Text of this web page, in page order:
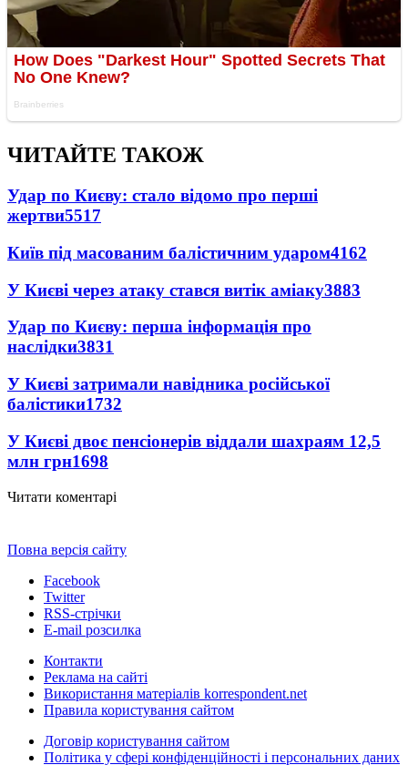
ЧИТАЙТЕ ТАКОЖ
Удар по Києву: стало відомо про перші
жертви5517
Київ під масованим балістичним ударом4162
У Києві через атаку стався витік аміаку3883
Удар по Києву: перша інформація про
наслідки3831
У Києві затримали навідника російської
балістики1732
У Києві двоє пенсіонерів віддали шахраям 12,5
млн грн1698
Читати коментарі
Повна версія сайту
Facebook
Twitter
RSS-стрічки
E-mail розсилка
Контакти
Реклама на сайті
Використання матеріалів korrespondent.net
Правила користування сайтом
Договір користування сайтом
Політика у сфері конфіденційності і персональних даних